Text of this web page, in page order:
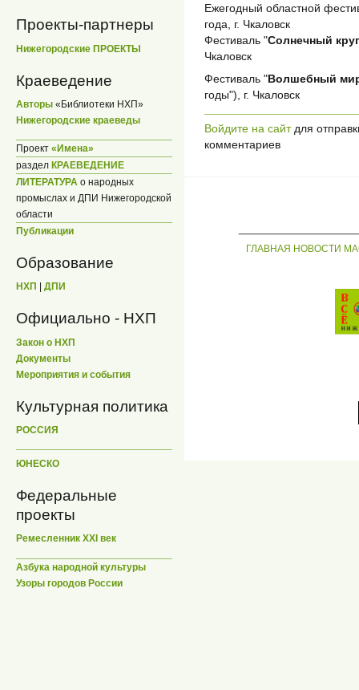
Проекты-партнеры
Нижегородские ПРОЕКТЫ
Краеведение
Авторы «Библиотеки НХП»
Нижегородские краеведы
Проект «Имена»
раздел КРАЕВЕДЕНИЕ
ЛИТЕРАТУРА о народных
промыслах и ДПИ Нижегородской
области
Публикации
Образование
НХП ДПИ
Официально - НХП
Закон о НХП
Документы
Мероприятия и события
Культурная политика
РОССИЯ
ЮНЕСКО
Федеральные
проекты
Ремесленник XXI век
Азбука народной культуры
Узоры городов России
Ежегодный областной
года, г. Чкаловск
Фестиваль "Солнечный круг
Чкаловск
Фестиваль "Волшебный
годы"), г. Чкаловск
Войдите на сайтдля
комментариев
ГЛАВНАЯ НОВОСТИ